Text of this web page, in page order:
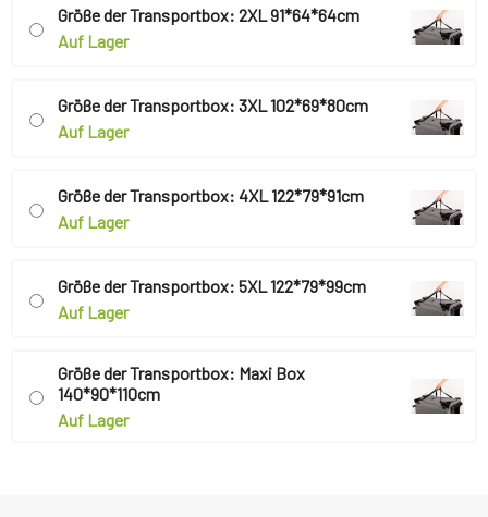
Größe der Transportbox: 2XL 91*64*64cm
Auf Lager
Größe der Transportbox: 3XL 102*69*80cm
Auf Lager
Größe der Transportbox: 4XL 122*79*91cm
Auf Lager
Größe der Transportbox: 5XL 122*79*99cm
Auf Lager
Größe der Transportbox: Maxi Box
140*90*110cm
Auf Lager